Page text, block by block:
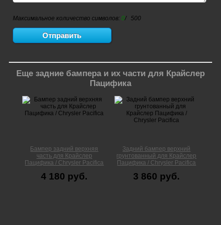
Максимальное количество символов: 0/ 500
Еще задние бампера и их части для Крайслер
Пацифика
Бампер задний верхняя
часть для Крайслер
Пацифика / Chrysler Pacifica
4 180 руб.
Задний бампер верхний
грунтованный для Крайслер
Пацифика / Chrysler Pacifica
3 860 руб.